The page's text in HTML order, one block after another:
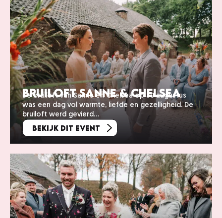
Bruiloft Sanne & Chelsea
De bruiloft van Sanne en Chelsea op 30 augustus
was een dag vol warmte, liefde en gezelligheid. De
bruiloft werd gevierd…
Bekijk dit event